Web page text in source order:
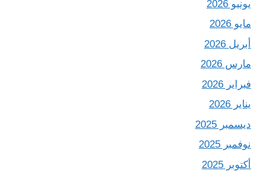
يونيو 2026
مايو 2026
أبريل 2026
مارس 2026
فبراير 2026
يناير 2026
ديسمبر 2025
نوفمبر 2025
أكتوبر 2025